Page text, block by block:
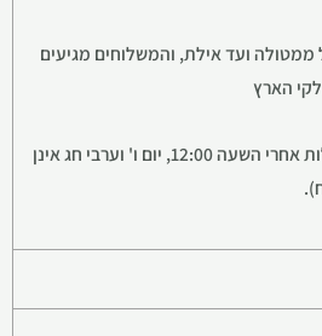
ועד אילת, והמשלוחים מגיעים
(שימו לב: הזמנות שמתקבלות אחרי השעה 12:00, יום ו' וערבי חג אינן